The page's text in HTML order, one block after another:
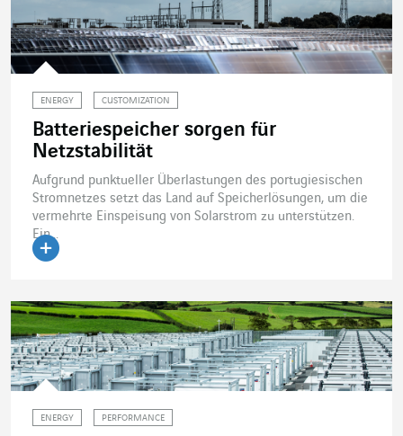
ENERGY CUSTOMIZATION
Batteriespeicher sorgen für
Netzstabilität
Aufgrund punktueller Überlastungen des portugiesischen
Stromnetzes setzt das Land auf Speicherlösungen, um die
vermehrte Einspeisung von Solarstrom zu unterstützen.
Ein...
ENERGY PERFORMANCE